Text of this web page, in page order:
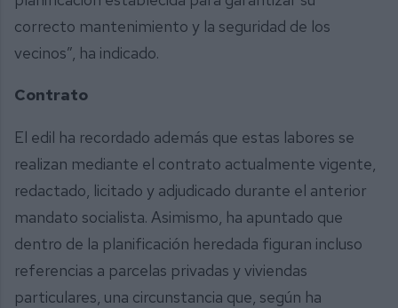
correcto mantenimiento y la seguridad de los
vecinos”, ha indicado.
Contrato
El edil ha recordado además que estas labores se
realizan mediante el contrato actualmente vigente,
redactado, licitado y adjudicado durante el anterior
mandato socialista. Asimismo, ha apuntado que
dentro de la planificación heredada figuran incluso
referencias a parcelas privadas y viviendas
particulares, una circunstancia que, según ha